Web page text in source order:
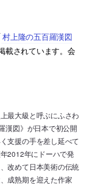
村上隆の五百羅漢図
載されています。会
最大級と呼ぶにふさわ
漢図》が日本で初公開
支援の手を差し延べて
2012年にドーハで発
改めて日本美術の伝統
成熟期を迎えた作家